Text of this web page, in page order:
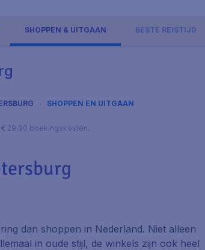
SHOPPEN & UITGAAN BESTE REISTIJD
SHOPPEN EN UITGAAN
29,90 boekingskosten.
dan shoppen in Nederland. Niet alleen
in oude stijl, de winkels zijn ook heel